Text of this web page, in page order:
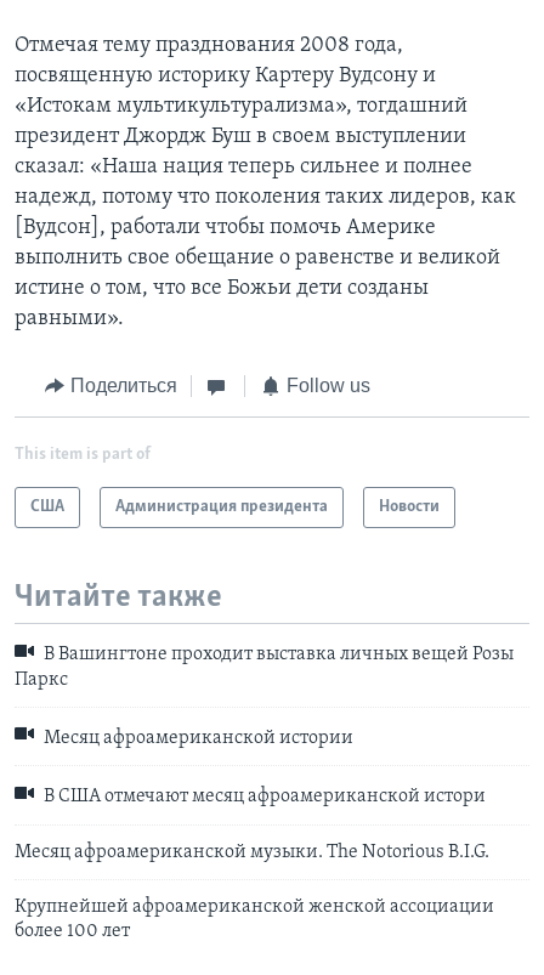
Отмечая тему празднования 2008 года,
посвященную историку Картеру Вудсону и
«Истокам мультикультурализма», тогдашний
президент Джордж Буш в своем выступлении
сказал: «Наша нация теперь сильнее и полнее
надежд, потому что поколения таких лидеров, как
[Вудсон], работали чтобы помочь Америке
выполнить свое обещание о равенстве и великой
истине о том, что все Божьи дети созданы
равными».
Поделиться Follow us
This item is part of
США Администрация президента Новости
Читайте также
В Вашингтоне проходит выставка личных вещей Розы
Паркс
Месяц афроамериканской истории
В США отмечают месяц афроамериканской истори
Месяц афроамериканской музыки. The Notorious B.I.G.
Крупнейшей афроамериканской женской ассоциации
более 100 лет